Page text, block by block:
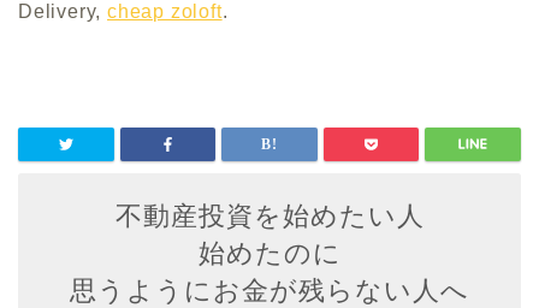
Delivery,cheap zoloft.
不動産投資を始めたい人
始めたのに
思うようにお金が残らない人へ